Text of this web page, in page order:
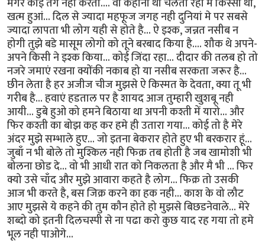
खत्म हुआं... दिल से ज्यादा महफूज जगह नही दुनियां मे पर सबसे
ज्यादा लापता भी लोग यही से होते है... ऐ इश्क, जन्नत नसीब न
होगी तुझे बडे मासूम लोगो को तूने बरबाद किया है.... शौक थे अपने-
अपने किसी ने इश्क किया... कोई जिंदा रहा... दीदार की तलब हो तो
नजरे जमाएं रखना क्योंकी नकाब हो या नसीब सरकता जरूर है...
छीन लेता है हर अजीज चीज मुझसे ऐ किस्मत के देवता, क्या तू भी
गरीब है... हवाएं हडताल पर है शायद आज तुम्हारी खुशबू नही
आयी... डुबे हुओ को हमने बिठाया था अपनी कश्ती में यारो... और
फिर कश्ती का बोझ कह कर हमे ही उतारा गया... कोई तो है मेरे
अंदर मुझे सम्भाले हुए... जो इतना बेकरार होते हुए भी बरकरार हूं...
जुबाँ न भी बोले तो मुश्किल नही फिक्र तब होती है जब खामोशी भी
बोलना छोड दे... वो भी आधी रात को निकलता है और मै भी ... फिर
क्यो उसे चाँद और मुझे आवारा कहते है लोग... फिक्र तो उसकी
आज भी करते है, बस जिक्र करने का हक नही... काश के वो लौट
आए मुझसे ये कहने की तुम कौन होते हो मुझसे बिछडनेवाले... मेरे
शब्दो को इतनी दिलचस्पी से ना पढा करो कुछ याद रह गया तो हमे
भूल नही पाओगे...